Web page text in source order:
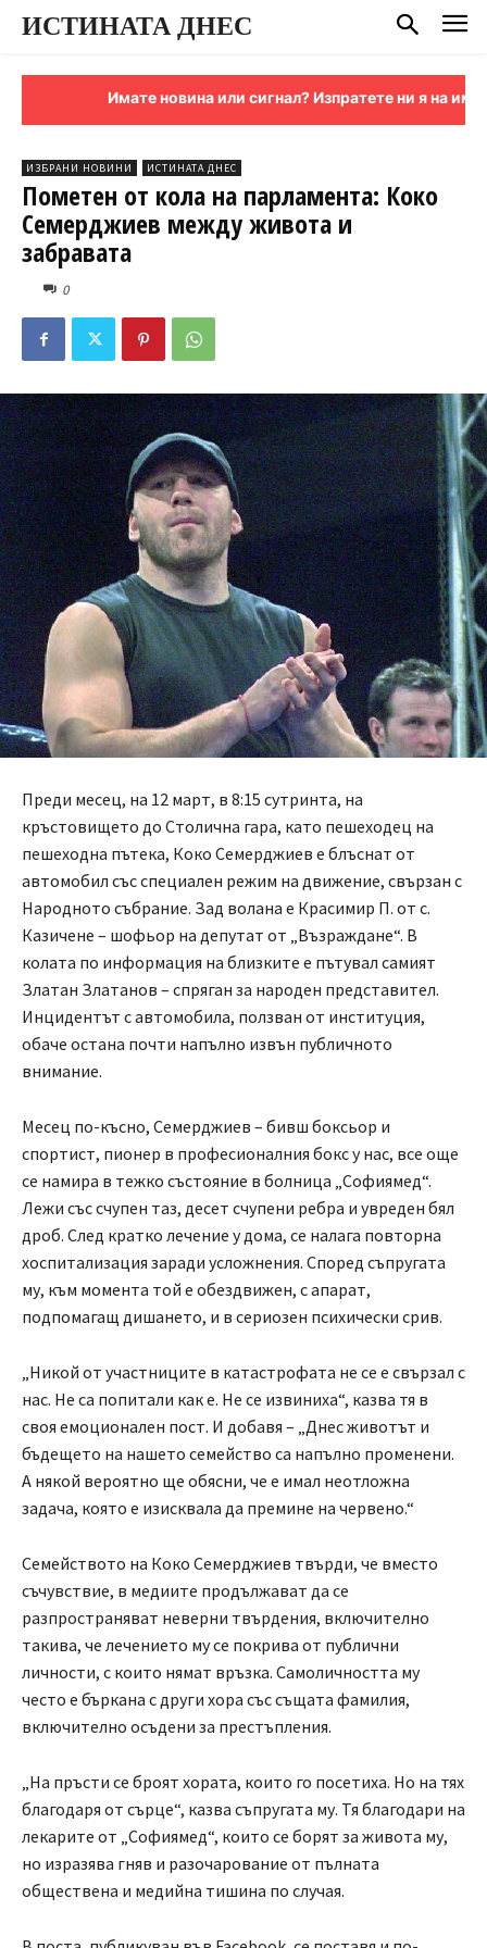
ИСТИНАТА ДНЕС
Имате новина или сигнал? Изпратете ни я на имейл:
ИЗБРАНИ НОВИНИ ИСТИНАТА ДНЕС
Пометен от кола на парламента: Коко
Семерджиев между живота и
забравата
0
Преди месец, на 12 март, в 8:15 сутринта, на
кръстовището до Столична гара, като пешеходец на
пешеходна пътека, Коко Семерджиев е блъснат от
автомобил със специален режим на движение, свързан с
Народното събрание. Зад волана е Красимир П. от с.
Казичене – шофьор на депутат от „Възраждане“. В
колата по информация на близките е пътувал самият
Златан Златанов – спряган за народен представител.
Инцидентът с автомобила, ползван от институция,
обаче остана почти напълно извън публичното
внимание.
Месец по-късно, Семерджиев – бивш боксьор и
спортист, пионер в професионалния бокс у нас, все още
се намира в тежко състояние в болница „Софиямед“.
Лежи със счупен таз, десет счупени ребра и увреден бял
дроб. След кратко лечение у дома, се налага повторна
хоспитализация заради усложнения. Според съпругата
му, към момента той е обездвижен, с апарат,
подпомагащ дишането, и в сериозен психически срив.
„Никой от участниците в катастрофата не се е свързал с
нас. Не са попитали как е. Не се извиниха“, казва тя в
своя емоционален пост. И добавя – „Днес животът и
бъдещето на нашето семейство са напълно променени.
А някой вероятно ще обясни, че е имал неотложна
задача, която е изисквала да премине на червено.“
Семейството на Коко Семерджиев твърди, че вместо
съчувствие, в медиите продължават да се
разпространяват неверни твърдения, включително
такива, че лечението му се покрива от публични
личности, с които нямат връзка. Самоличността му
често е бъркана с други хора със същата фамилия,
включително осъдени за престъпления.
„На пръсти се броят хората, които го посетиха. Но на тях
благодаря от сърце“, казва съпругата му. Тя благодари на
лекарите от „Софиямед“, които се борят за живота му,
но изразява гняв и разочарование от пълната
обществена и медийна тишина по случая.